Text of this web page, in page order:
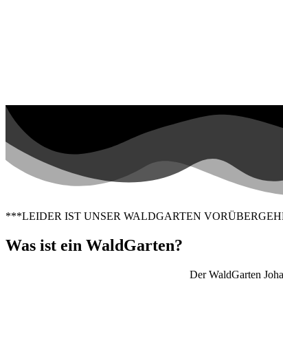
***LEIDER IST UNSER WALDGARTEN
Was ist ein WaldGarten?
Der WaldGarten